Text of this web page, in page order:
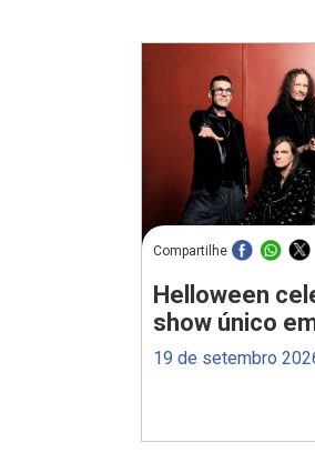
Compartilhe
Helloween
show único
19 de setembro